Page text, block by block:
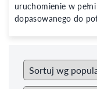
uruchomienie w
dopasowanego do